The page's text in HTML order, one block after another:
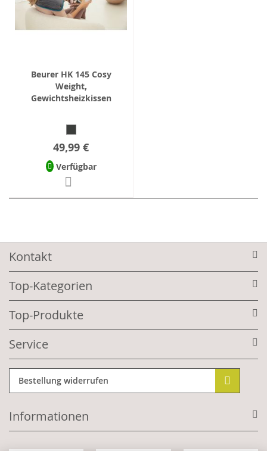
Beurer HK 145 Cosy
Weight,
Gewichtsheizkissen
49,99 €
Verfügbar
Kontakt
Top-Kategorien
Top-Produkte
Service
Bestellung widerrufen
Informationen